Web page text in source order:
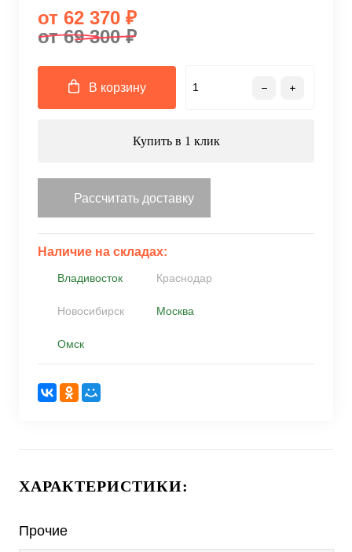
от 62 370 ₽
от 69 300 ₽
В корзину
Купить в 1 клик
Рассчитать доставку
Наличие на складах:
Владивосток Краснодар
Новосибирск Москва
Омск
ХАРАКТЕРИСТИКИ:
Прочие